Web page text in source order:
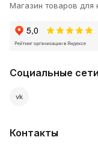
Магазин товаров для
Социальные сети
vk
Контакты